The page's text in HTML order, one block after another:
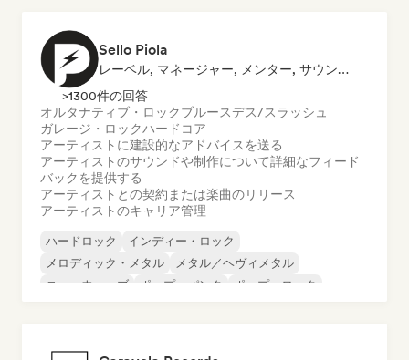
Sello Piola
レーベル, マネージャー, メンター, サウンドエキスパート
>1300件の回答
オルタナティブ・ロックブルースデス/スラッシュ
ガレージ・ロックハードコア
アーティストに建設的なアドバイスを送る
アーティストのサウンドや制作について詳細なフィード
バックを提供する
アーティストとの契約または楽曲のリリース
アーティストのキャリア管理
ハードロック
インディー・ロック
メロディック・メタル
メタル／ヘヴィメタル
ニューウェーブ
ポップ・パンク
ポップ・ロック